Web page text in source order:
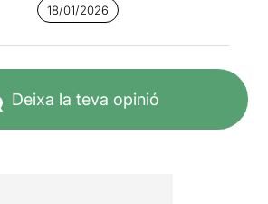
18/01/2026
Deixa la teva opinió